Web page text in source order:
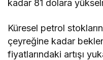
kadar 81 dolara
Küresel petrol
çeyreğine kadar
fiyatlarındaki artışı